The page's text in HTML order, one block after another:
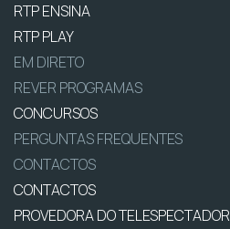
RTP ENSINA
RTP PLAY
EM DIRETO
REVER PROGRAMAS
CONCURSOS
PERGUNTAS FREQUENTES
CONTACTOS
CONTACTOS
PROVEDORA DO TELESPECTADOR